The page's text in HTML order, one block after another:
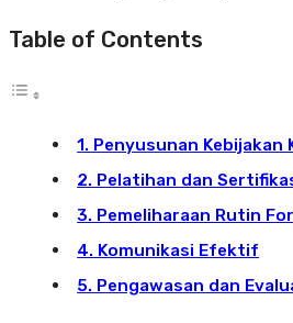
Table of Contents
1. Penyusunan Kebijakan
2. Pelatihan dan
3. Pemeliharaan Rutin
4. Komunikasi Efektif
5. Pengawasan dan